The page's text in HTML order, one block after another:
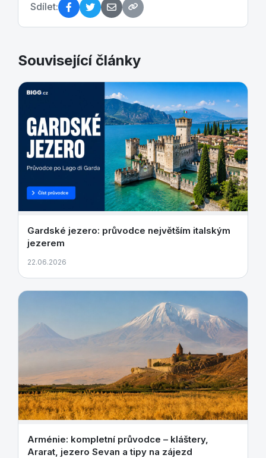
Sdílet:
Související články
Gardské jezero: průvodce největším italským
jezerem
22.06.2026
Arménie: kompletní průvodce – kláštery,
Ararat, jezero Sevan a tipy na zájezd